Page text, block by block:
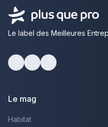
Le label des Meilleures
Le mag
Habitat